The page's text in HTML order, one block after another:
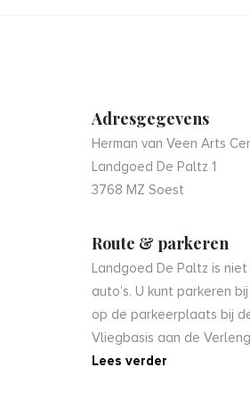
Adresgegevens
Herman van Veen Arts
Landgoed De Paltz 1
3768 MZ Soest
Route & parkeren
Landgoed De Paltz is
auto’s. U kunt parkeren
op de parkeerplaats bij
Vliegbasis aan de
Lees verder